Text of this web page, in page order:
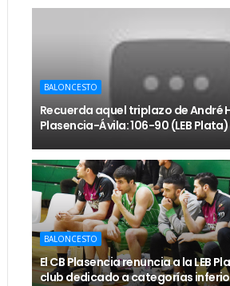
BALONCESTO
Recuerda aquel triplazo de André
Plasencia-Ávila: 106-90 (LEB Plata)
BALONCESTO
El CB Plasencia renuncia a la LEB
club dedicado a categorías